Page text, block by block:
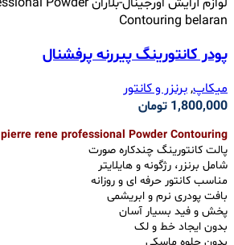
پودر کانتورینگ‌ پیررنه پرفشنال
میکاپ,برنزر و کانتور
1,800,000 تومان
pierre rene professional Powder Contouring
پالت کانتورینگ چندکاره صورت
شامل برنزر، رژگونه و هایلایتر
مناسب کانتور حرفه ای و روزانه
بافت پودری نرم و ابریشمی
پخش و فید بسیار آسان
بدون ایجاد خط و لک